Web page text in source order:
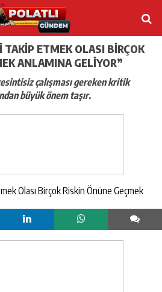
TAKIP ETMEK OLASI BIRÇOK
ANLAMINA GELIYOR”
çalışması gereken kritik
büyük önem taşır.